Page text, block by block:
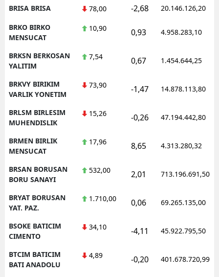
BRISA BRISA 78,00 -2,68 20.146.126,20
BRKO BIRKO
MENSUCAT
10,90 0,93 4.958.283,10
BRKSN BERKOSAN
YALITIM
7,54 0,67 1.454.644,25
BRKVY BIRIKIM
VARLIK YONETIM
73,90 -1,47 14.878.113,80
BRLSM BIRLESIM
MUHENDISLIK
15,26 -0,26 47.194.442,80
BRMEN BIRLIK
MENSUCAT
17,96 8,65 4.313.280,32
BRSAN BORUSAN
BORU SANAYI
532,00 2,01 713.196.691,50
BRYAT BORUSAN
YAT. PAZ.
1.710,00 0,06 69.265.135,00
BSOKE BATICIM
CIMENTO
34,10 -4,11 45.922.795,50
BTCIM BATICIM
BATI ANADOLU
4,89 -0,20 401.678.720,99